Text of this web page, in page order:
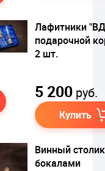
Лафитники
подарочной
2 шт.
5 200 руб.
Купить
Винный
бокалами